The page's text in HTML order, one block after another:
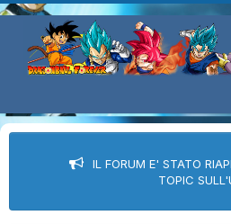
IL FORUM E' STATO
TOPIC